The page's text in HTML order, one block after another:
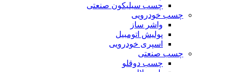
چسب سیلیکون صنعتی
چسب خودرویی
واشر ساز
پولیش اتومبیل
اسپری خودرویی
چسب صنعتی
چسب دوقلو